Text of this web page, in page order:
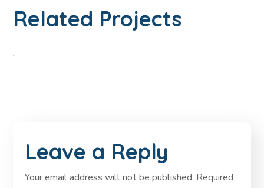
Related Projects
Health Care Delivery
#CHARITY
Leave a Reply
Your email address will not be published. Required